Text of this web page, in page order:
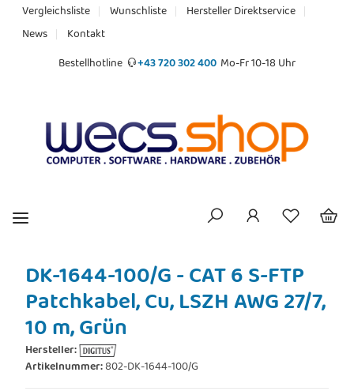
Vergleichsliste Wunschliste
Hersteller Direktservice
News
Kontakt
Bestellhotline
+43 720 302 400 Mo-Fr 10-18 Uhr
DK-1644-100/G - CAT 6 S-FTP
Patchkabel, Cu, LSZH AWG 27/7,
10 m, Grün
Hersteller:
Artikelnummer:802-DK-1644-100/G